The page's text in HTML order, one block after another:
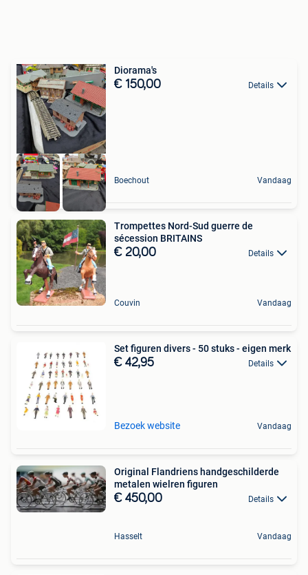
Diorama's
€ 150,00 Details
Boechout Vandaag
Trompettes Nord-Sud guerre de
sécession BRITAINS
€ 20,00 Details
Couvin Vandaag
Set figuren divers - 50 stuks - eigen merk
€ 42,95 Details
Bezoek website Vandaag
Original Flandriens handgeschilderde
metalen wielren figuren
€ 450,00 Details
Hasselt Vandaag